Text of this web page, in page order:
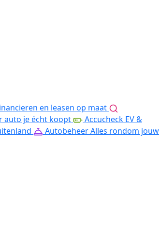
en leasen op maat
auto je écht koopt
Accucheck EV &
AutobeheerAlles rondom jouw